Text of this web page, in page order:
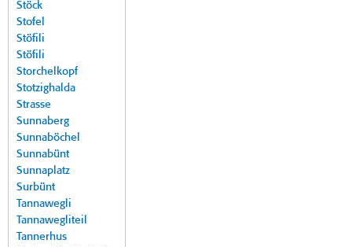
Stöck
Stofel
Stöfili
Stöfili
Storchelkopf
Stotzighalda
Strasse
Sunnaberg
Sunnaböchel
Sunnabünt
Sunnaplatz
Surbünt
Tannawegli
Tannawegliteil
Tannerhus